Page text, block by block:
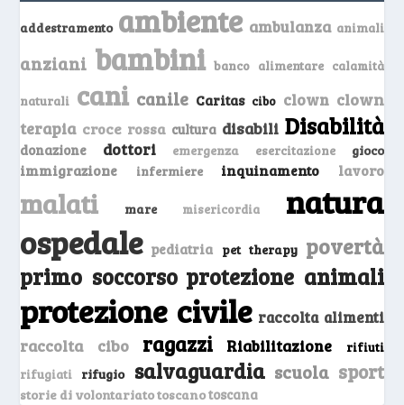
addestramento ambiente ambulanza animali
anziani bambini banco alimentare calamità
naturali cani canile Caritas cibo clown clown
terapia croce rossa cultura disabili Disabilità
donazione dottori emergenza esercitazione gioco
immigrazione infermiere inquinamento lavoro
malati mare misericordia natura
ospedale pediatria pet therapy povertà
primo soccorso protezione animali
protezione civile raccolta alimenti
raccolta cibo ragazzi Riabilitazione
rifiuti
rifugiati
rifugio salvaguardia scuola sport
storie di volontariato toscanotoscana